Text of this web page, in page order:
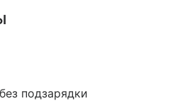
подзарядки